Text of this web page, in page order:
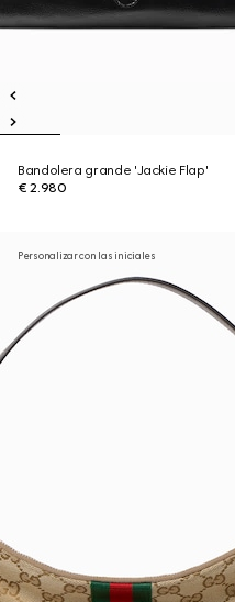
Bandolera grande 'Jackie Flap'
€ 2.980
Personalizar con las iniciales